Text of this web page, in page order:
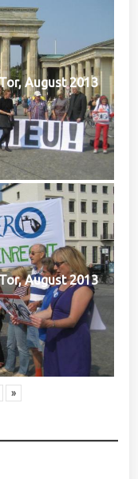
August 2013
August 2013
»